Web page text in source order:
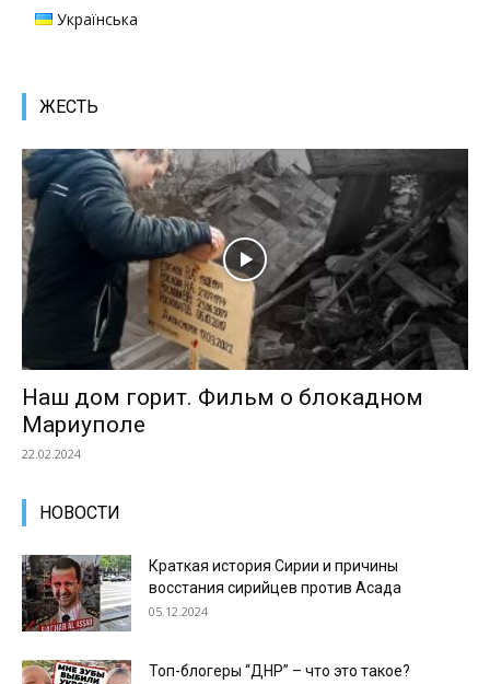
Українська
ЖЕСТЬ
Наш дом горит. Фильм о блокадном
Мариуполе
22.02.2024
НОВОСТИ
Краткая история Сирии и причины
восстания сирийцев против Асада
05.12.2024
Топ-блогеры “ДНР” – что это такое?